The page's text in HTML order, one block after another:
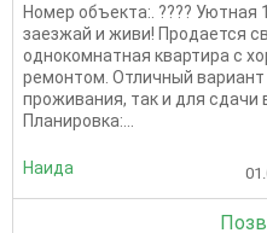
Номер объекта:. ???? Уютная
заезжай и живи! Продается
однокомнатная квартира с
ремонтом. Отличный вариант
проживания, так и для сдачи
Планировка:...
Наида